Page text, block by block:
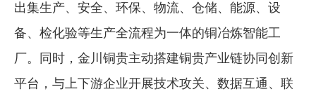
出集生产、安全、环保、物流、仓储、能源、设
备、检化验等生产全流程为一体的铜冶炼智能工
厂。同时，金川铜贵主动搭建铜贵产业链协同创新
平台，与上下游企业开展技术攻关、数据互通、联